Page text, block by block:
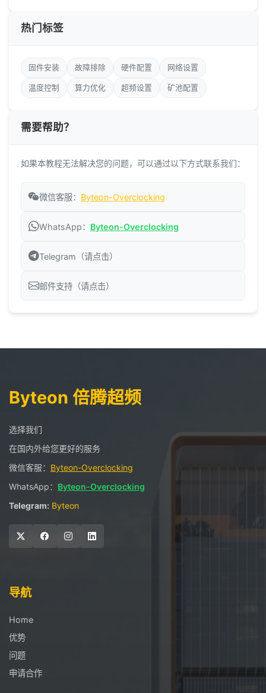
热门标签
固件安装 故障排除 硬件配置 网络设置
温度控制 算力优化 超频设置 矿池配置
需要帮助？
如果本教程无法解决您的问题，可以通过以下方式联系我们：
微信客服： Byteon-Overclocking
WhatsApp： Byteon-Overclocking
Telegram（请点击）
邮件支持（请点击）
Byteon 倍腾超频
选择我们
在国内外给您更好的服务
微信客服： Byteon-Overclocking
WhatsApp： Byteon-Overclocking
Telegram: Byteon
导航
Home
优势
问题
申请合作